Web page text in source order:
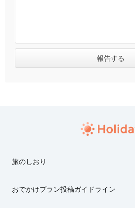
旅のしおり
おでかけプラン投稿ガイドライン